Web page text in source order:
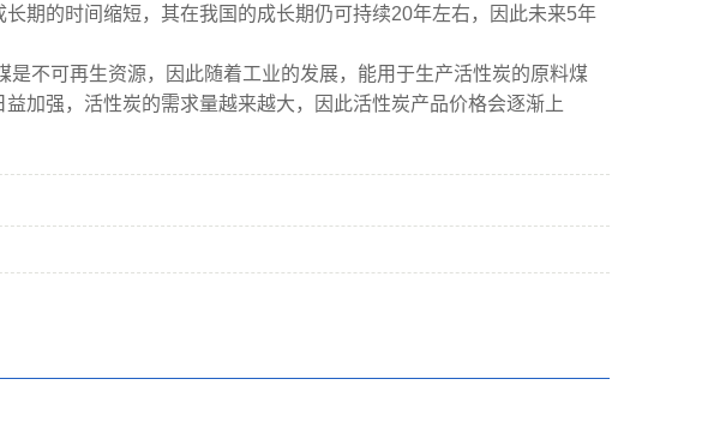
期的时间缩短，其在我国的成长期仍可持续20年左右，因此未来5年
是不可再生资源，因此随着工业的发展，能用于生产活性炭的原料煤
加强，活性炭的需求量越来越大，因此活性炭产品价格会逐渐上